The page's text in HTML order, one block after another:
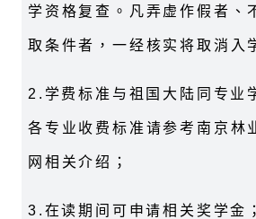
学资格复查。凡弄虚作假者、
取条件者，一经核实将取消入
2. 学费标准与祖国大陆同专业
各专业收费标准请参考南京林
网相关介绍；
3. 在读期间可申请相关奖学金；